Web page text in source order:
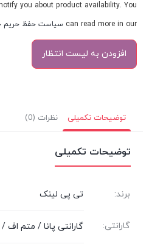
you about product availability. You
can read more in our سیاست حفظ
توضیحات تکمیلی نظرات (0)
توضیحات تکمیلی
برند: تی پی لینک
گارانتی: گارانتی پانا / متم اف